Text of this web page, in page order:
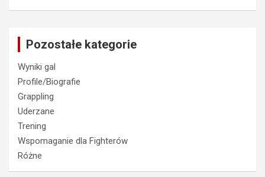
Pozostałe kategorie
Wyniki gal
Profile/Biografie
Grappling
Uderzane
Trening
Wspomaganie dla Fighterów
Różne